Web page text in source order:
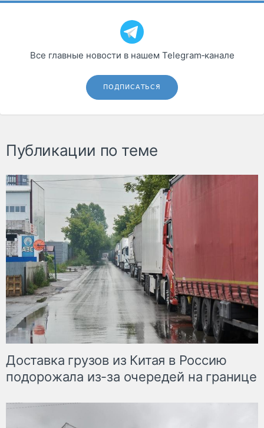
Все главные новости в нашем Telegram‑канале
ПОДПИСАТЬСЯ
Публикации по теме
Доставка грузов из Китая в Россию
подорожала из-за очередей на границе